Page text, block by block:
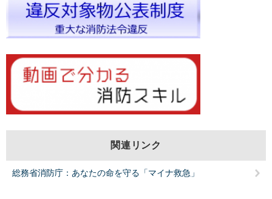
関連リンク
総務省消防庁：あなたの命を守る「マイナ救急」